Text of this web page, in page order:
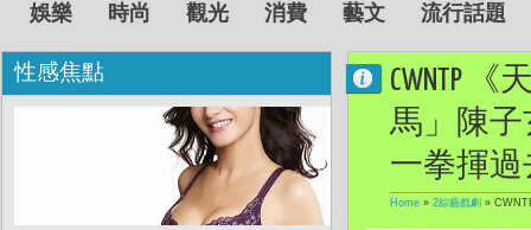
娛樂 時尚 觀光 消費 藝文 流行話題
CWNTP
馬」陳子
一拳揮過
Home » 2綜藝戲劇 »
性感焦點